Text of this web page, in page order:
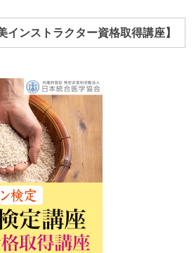
インストラクター資格取得講座】